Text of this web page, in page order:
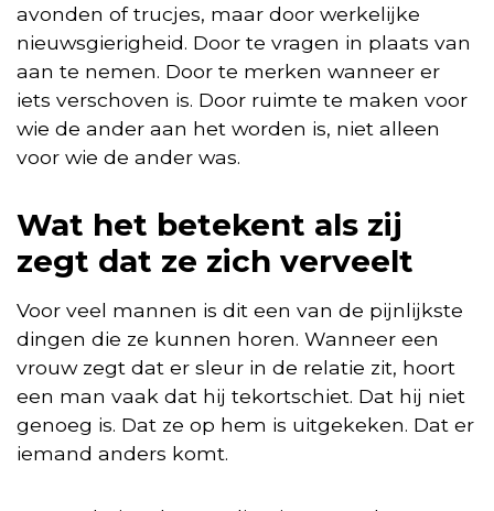
avonden of trucjes, maar door werkelijke
nieuwsgierigheid. Door te vragen in plaats van
aan te nemen. Door te merken wanneer er
iets verschoven is. Door ruimte te maken voor
wie de ander aan het worden is, niet alleen
voor wie de ander was.
Wat het betekent als zij
zegt dat ze zich verveelt
Voor veel mannen is dit een van de pijnlijkste
dingen die ze kunnen horen. Wanneer een
vrouw zegt dat er sleur in de relatie zit, hoort
een man vaak dat hij tekortschiet. Dat hij niet
genoeg is. Dat ze op hem is uitgekeken. Dat er
iemand anders komt.